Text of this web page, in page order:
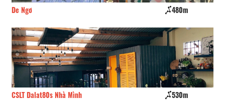
De Ngơ 480m
CSLT Dalat80s Nhà Mình 530m